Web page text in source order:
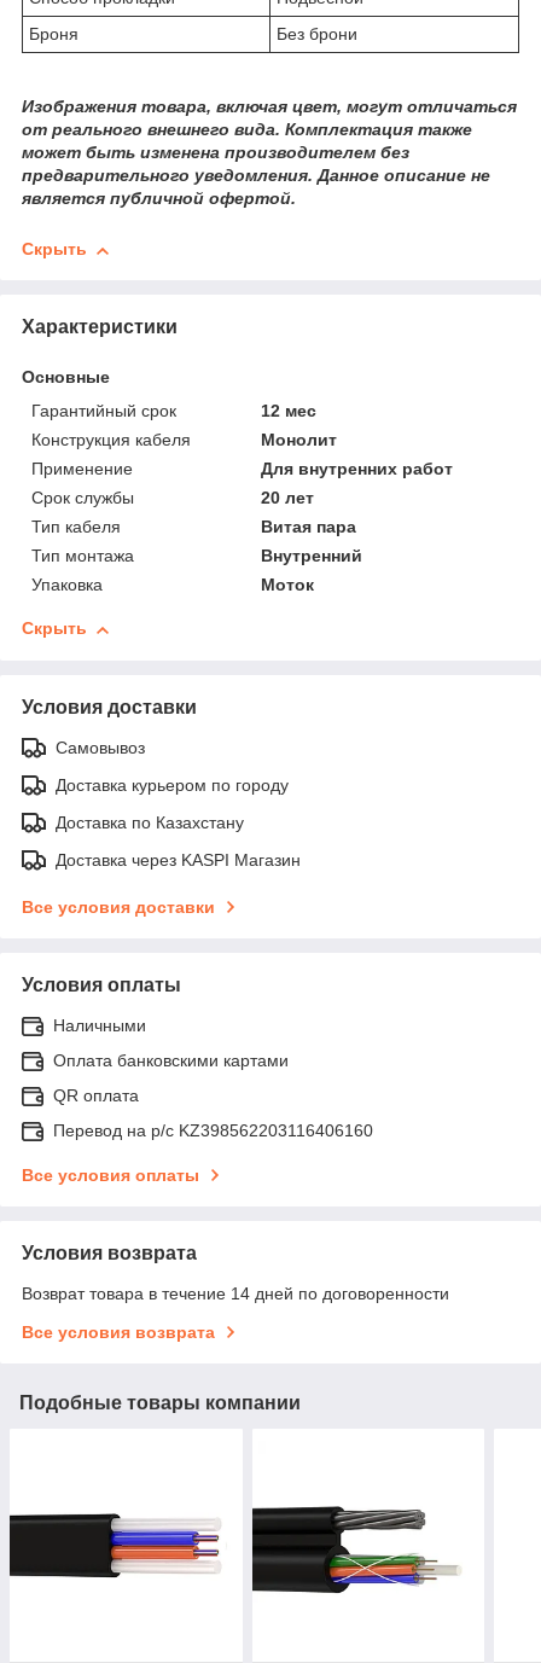
Броня
Без брони
Изображения товара, включая цвет, могут отличаться
от реального внешнего вида. Комплектация также
может быть изменена производителем без
предварительного уведомления. Данное описание не
является публичной офертой.
Скрыть
Характеристики
Основные
Гарантийный срок
12 мес
Конструкция кабеля
Монолит
Применение
Для внутренних работ
Срок службы
20 лет
Тип кабеля
Витая пара
Тип монтажа
Внутренний
Упаковка
Моток
Скрыть
Условия доставки
Самовывоз
Доставка курьером по городу
Доставка по Казахстану
Доставка через KASPI Магазин
Все условия доставки
Условия оплаты
Наличными
Оплата банковскими картами
QR оплата
Перевод на р/с KZ398562203116406160
Все условия оплаты
Условия возврата
Возврат товара в течение 14 дней по договоренности
Все условия возврата
Подобные товары компании